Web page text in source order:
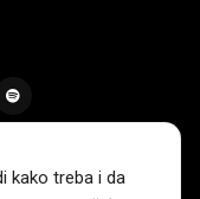
kako treba i da